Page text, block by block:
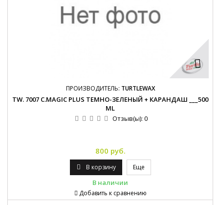
ПРОИЗВОДИТЕЛЬ: TURTLEWAX
TW. 7007 C.MAGIC PLUS ТЕМНО-ЗЕЛЕНЫЙ + КАРАНДАШ ___500
ML
Отзыв(ы): 0
800 руб.
В корзину Еще
В наличии
Добавить к сравнению